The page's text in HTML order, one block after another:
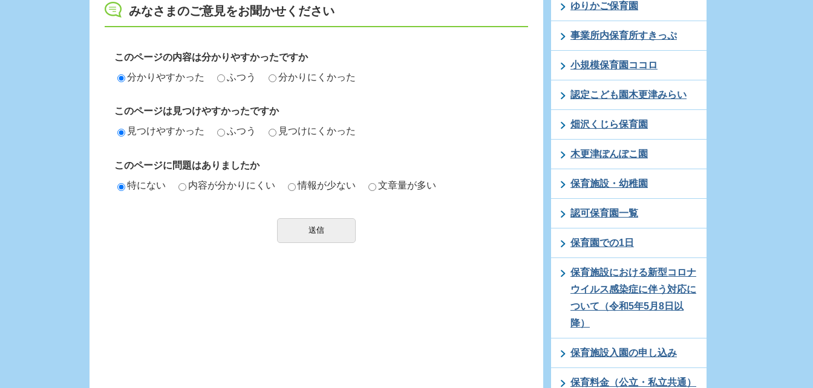
みなさまのご意見をお聞かせください
このページの内容は分かりやすかったですか
分かりやすかった
ふつう 分かりにくかった
このページは見つけやすかったですか
見つけやすかった
ふつう 見つけにくかった
このページに問題はありましたか
特にない
内容が分かりにくい 情報が少ない 文章量が多い
ゆりかご保育園
事業所内保育所すきっぷ
小規模保育園ココロ
認定こども園木更津みらい
畑沢くじら保育園
木更津ぽんぽこ園
保育施設・幼稚園
認可保育園一覧
保育園での1日
保育施設における新型コロナ
ウイルス感染症に伴う対応に
ついて（令和5年5月8日以
降）
保育施設入園の申し込み
保育料金（公立・私立共通）